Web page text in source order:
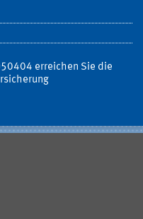
erreichen Sie die